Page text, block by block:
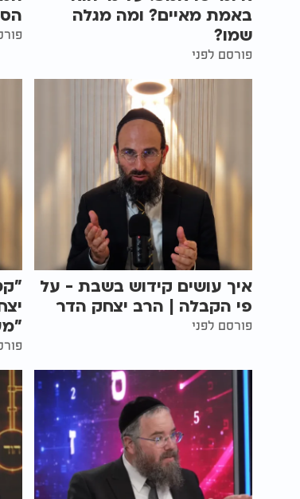
באמת מאיים? ומה מגלה
שמו?
פורסם לפני
איך עושים קידוש בשבת - על
פי הקבלה | הרב יצחק הדר
פורסם לפני